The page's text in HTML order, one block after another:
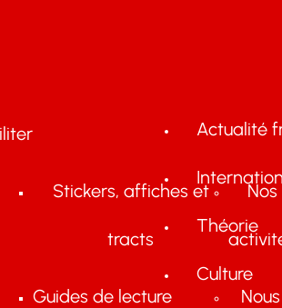
Stickers, affiches et
tracts
Guides de lecture
Nos
Nous
Actualité
Théorie
Culture